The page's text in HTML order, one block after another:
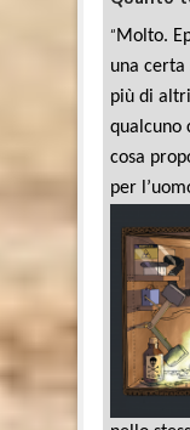
“Molto.
una
più di
qualcuno
cosa
per